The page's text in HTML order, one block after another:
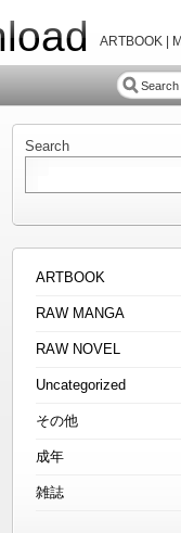
ARTBOOK |
Search
ARTBOOK
RAW MANGA
RAW NOVEL
Uncategorized
その他
成年
雑誌